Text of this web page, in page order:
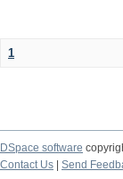
1
DSpace software
Contact Us
Send